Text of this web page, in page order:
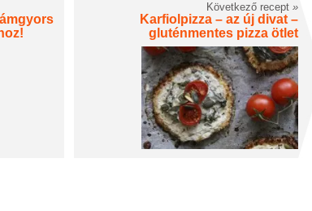
Következő recept »
Karfiolpizza – az új divat –
gluténmentes pizza ötlet